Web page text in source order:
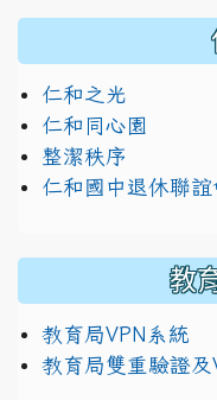
仁和之光
仁和同心園
整潔秩序
仁和國中退休聯誼
教
教育局VPN系統
教育局雙重驗證